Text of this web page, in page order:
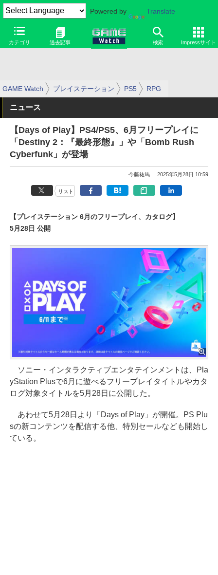
Powered by Translate
カテゴリ 過去記事 検索 Impressサイト
GAME Watch プレイステーション PS5 RPG
ニュース
【Days of Play】PS4/PS5、6月フリープレイに
「Destiny 2：『最終形態』」や「Bomb Rush
Cyberfunk」が登場
今藤祐馬 2025年5月28日 10:59
リスト
【プレイステーション 6月のフリープレイ、カタログ】
5月28日 公開
ソニー・インタラクティブエンタテインメントは、Pla
yStation Plusで6月に遊べるフリープレイタイトルやカタ
ログ対象タイトルを5月28日に公開した。
あわせて5月28日より「Days of Play」が開催。PS Plu
sの新コンテンツを配信する他、特別セールなども開始し
ている。